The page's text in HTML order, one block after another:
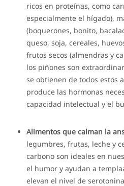
ricos en proteínas, como
especialmente el hígado),
(boquerones, bonito,
queso, soja, cereales,
frutos secos (almendras y
los piñones son
se obtienen de todos estos
produce las hormonas
capacidad intelectual y el
Alimentos que calman la
legumbres, frutas, leche y
carbono son ideales en
el humor y ayudan a
elevan el nivel de